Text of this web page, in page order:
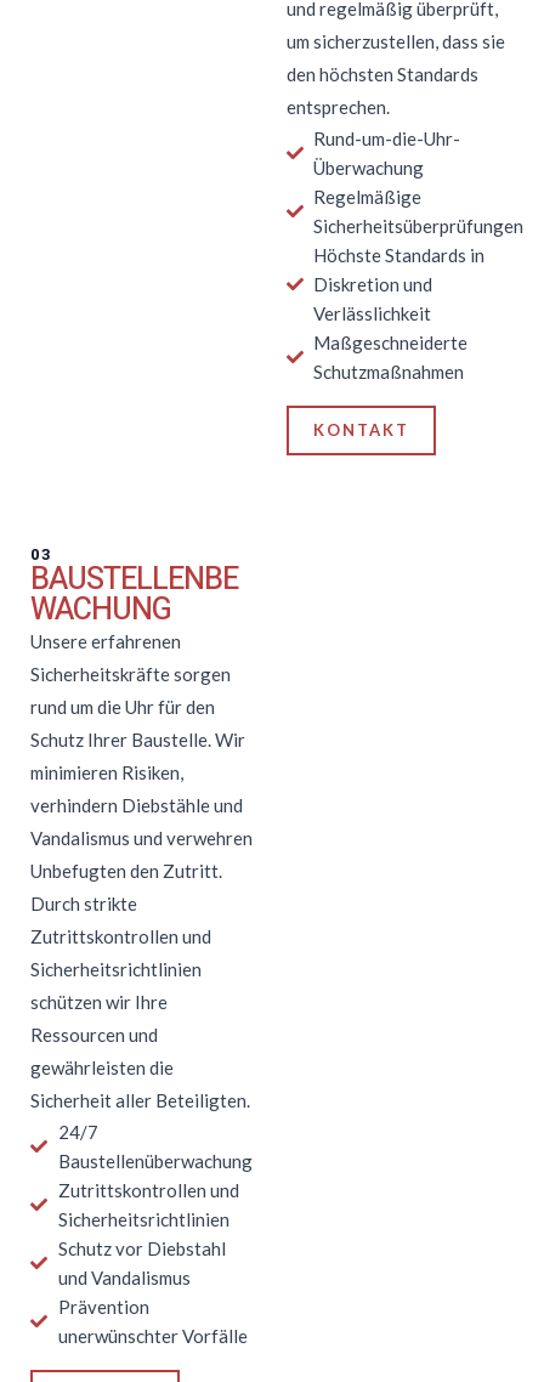
und regelmäßig überprüft,
um sicherzustellen, dass sie
den höchsten Standards
entsprechen.
Rund-um-die-Uhr-
Überwachung
Regelmäßige
Sicherheitsüberprüfungen
Höchste Standards in
Diskretion und
Verlässlichkeit
Maßgeschneiderte
Schutzmaßnahmen
KONTAKT
03
BAUSTELLENBE
WACHUNG
Unsere erfahrenen
Sicherheitskräfte sorgen
rund um die Uhr für den
Schutz Ihrer Baustelle. Wir
minimieren Risiken,
verhindern Diebstähle und
Vandalismus und verwehren
Unbefugten den Zutritt.
Durch strikte
Zutrittskontrollen und
Sicherheitsrichtlinien
schützen wir Ihre
Ressourcen und
gewährleisten die
Sicherheit aller Beteiligten.
24/7
Baustellenüberwachung
Zutrittskontrollen und
Sicherheitsrichtlinien
Schutz vor Diebstahl
und Vandalismus
Prävention
unerwünschter Vorfälle